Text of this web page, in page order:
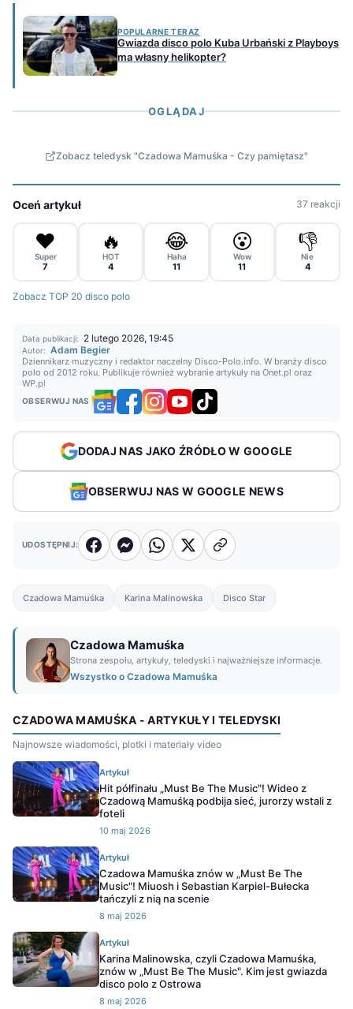
POPULARNE TERAZ
Gwiazda disco polo Kuba Urbański z Playboys
ma własny helikopter?
OGLĄDAJ
Zobacz teledysk "Czadowa Mamuśka - Czy pamiętasz"
Oceń artykuł 37 reakcji
❤️
Super
7
🔥
HOT
4
😂
Haha
11
😮
Wow
11
👎
Nie
4
Zobacz TOP 20 disco polo
Data publikacji: 2 lutego 2026, 19:45
Autor: Adam Begier
Dziennikarz muzyczny i redaktor naczelny Disco-Polo.info. W branży disco
polo od 2012 roku. Publikuje również wybranie artykuły na Onet.pl oraz
WP.pl
OBSERWUJ NAS
DODAJ NAS JAKO ŹRÓDŁO W GOOGLE
OBSERWUJ NAS W GOOGLE NEWS
UDOSTĘPNIJ:
Czadowa Mamuśka Karina Malinowska Disco Star
Czadowa Mamuśka
Strona zespołu, artykuły, teledyski i najważniejsze informacje.
Wszystko o Czadowa Mamuśka
CZADOWA MAMUŚKA - ARTYKUŁY I TELEDYSKI
Najnowsze wiadomości, plotki i materiały video
Artykuł
Hit półfinału „Must Be The Music"! Wideo z
Czadową Mamuśką podbija sieć, jurorzy wstali z
foteli
10 maj 2026
Artykuł
Czadowa Mamuśka znów w „Must Be The
Music"! Miuosh i Sebastian Karpiel-Bułecka
tańczyli z nią na scenie
8 maj 2026
Artykuł
Karina Malinowska, czyli Czadowa Mamuśka,
znów w „Must Be The Music". Kim jest gwiazda
disco polo z Ostrowa
8 maj 2026